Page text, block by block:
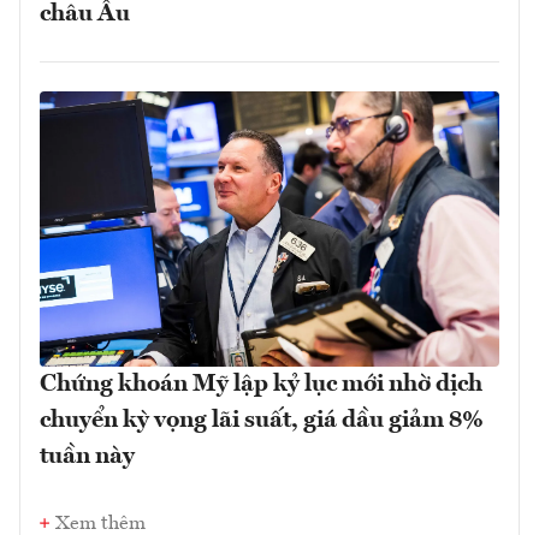
châu Âu
Chứng khoán Mỹ lập kỷ lục mới nhờ dịch
chuyển kỳ vọng lãi suất, giá dầu giảm 8%
tuần này
Xem thêm